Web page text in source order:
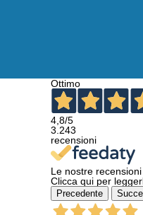
Ottimo
4,8/5
3.243
recensioni
Le nostre
Clicca qui per
Precedente